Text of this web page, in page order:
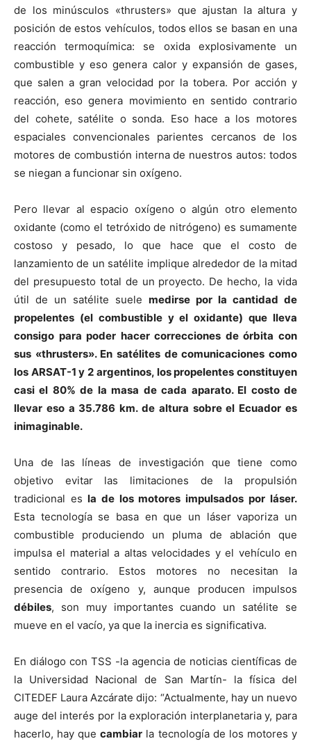
de los minúsculos «thrusters» que ajustan la altura y
posición de estos vehículos, todos ellos se basan en una
reacción termoquímica: se oxida explosivamente un
combustible y eso genera calor y expansión de gases,
que salen a gran velocidad por la tobera. Por acción y
reacción, eso genera movimiento en sentido contrario
del cohete, satélite o sonda. Eso hace a los motores
espaciales convencionales parientes cercanos de los
motores de combustión interna de nuestros autos: todos
se niegan a funcionar sin oxígeno.
Pero llevar al espacio oxígeno o algún otro elemento
oxidante (como el tetróxido de nitrógeno) es sumamente
costoso y pesado, lo que hace que el costo de
lanzamiento de un satélite implique alrededor de la mitad
del presupuesto total de un proyecto. De hecho, la vida
útil de un satélite suele medirse por la cantidad de
propelentes (el combustible y el oxidante) que lleva
consigo para poder hacer correcciones de órbita con
sus «thrusters». En satélites de comunicaciones como
los ARSAT-1 y 2 argentinos, los propelentes constituyen
casi el 80% de la masa de cada aparato. El costo de
llevar eso a 35.786 km. de altura sobre el Ecuador es
inimaginable.
Una de las líneas de investigación que tiene como
objetivo evitar las limitaciones de la propulsión
tradicional es la de los motores impulsados por láser.
Esta tecnología se basa en que un láser vaporiza un
combustible produciendo un pluma de ablación que
impulsa el material a altas velocidades y el vehículo en
sentido contrario. Estos motores no necesitan la
presencia de oxígeno y, aunque producen impulsos
débiles, son muy importantes cuando un satélite se
mueve en el vacío, ya que la inercia es significativa.
En diálogo con TSS -la agencia de noticias científicas de
la Universidad Nacional de San Martín- la física del
CITEDEF Laura Azcárate dijo: “Actualmente, hay un nuevo
auge del interés por la exploración interplanetaria y, para
hacerlo, hay quecambiar la tecnología de los motores y